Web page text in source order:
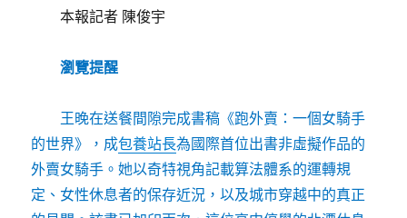
本報記者 陳俊宇
瀏覽提醒
王晚在送餐間隙完成書稿《跑外賣：一個女騎手
的世界》，成包養站長為國際首位出書非虛擬作品的
外賣女騎手。她以奇特視角記載算法體系的運轉規
定、女性休息者的保存近況，以及城市穿越中的真正